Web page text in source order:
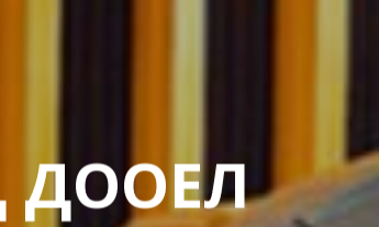
ДООЕЛ